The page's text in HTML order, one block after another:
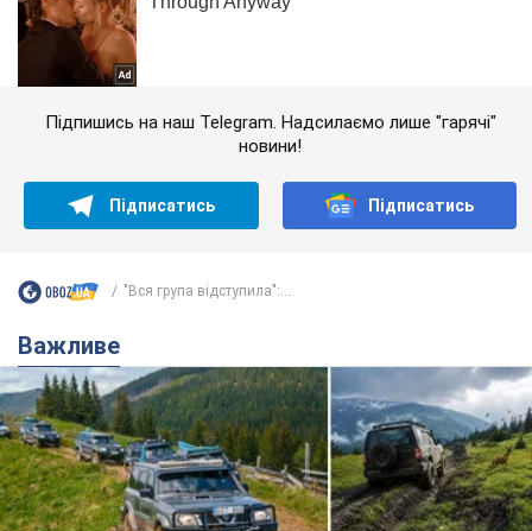
Підпишись на наш Telegram. Надсилаємо лише "гарячі"
новини!
Підписатись Підписатись
"Вся група відступила":...
Важливе